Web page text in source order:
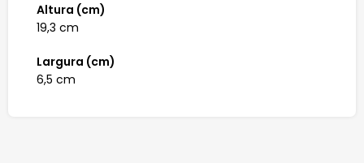
Altura (cm)
19,3 cm
Largura (cm)
6,5 cm